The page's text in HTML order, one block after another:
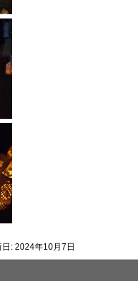
日: 2024年10月7日